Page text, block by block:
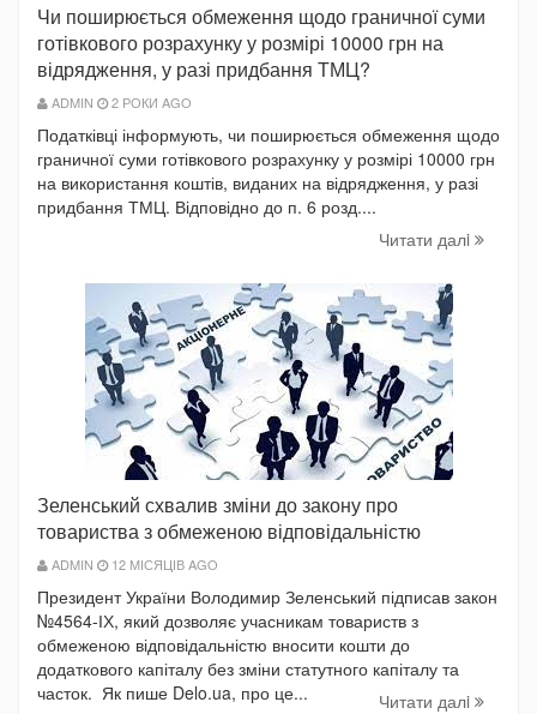
Чи поширюється обмеження щодо граничної суми
готівкового розрахунку у розмірі 10000 грн на
відрядження, у разі придбання ТМЦ?
ADMIN 2 РОКИ AGO
Податківці інформують, чи поширюється обмеження щодо
граничної суми готівкового розрахунку у розмірі 10000 грн
на використання коштів, виданих на відрядження, у разі
придбання ТМЦ. Відповідно до п. 6 розд....
Читати далi
Зеленський схвалив зміни до закону про
товариства з обмеженою відповідальністю
ADMIN 12 МІСЯЦІВ AGO
Президент України Володимир Зеленський підписав закон
№4564-ІХ, який дозволяє учасникам товариств з
обмеженою відповідальністю вносити кошти до
додаткового капіталу без зміни статутного капіталу та
часток. Як пише Delo.ua, про це...
Читати далi